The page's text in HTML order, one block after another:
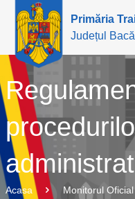
Primăria
Județul
Acasa Monitorul